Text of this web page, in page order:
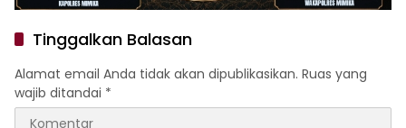
Tinggalkan Balasan
Alamat email Anda tidak akan dipublikasikan. Ruas yang
wajib ditandai *